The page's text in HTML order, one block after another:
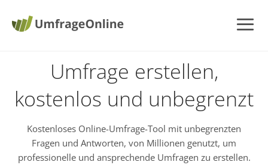
Umfrage erstellen,
kostenlos und unbegrenzt
Kostenloses Online-Umfrage-Tool mit unbegrenzten
Fragen und Antworten, von Millionen genutzt, um
professionelle und ansprechende Umfragen zu erstellen.